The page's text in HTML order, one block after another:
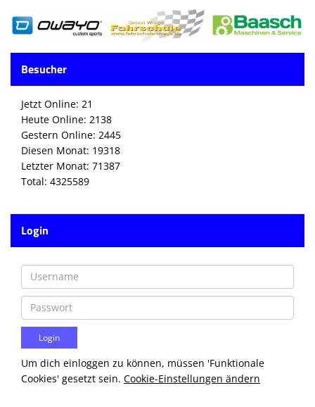
DIENSTE (SR/KG/VK)
Die SpecialHaie
Teams
Trainer
ALLE SPIELE
HAIE TV
NEWSLETTER
DIE HAIE I Intern
Partner
Besucher
Jetzt Online: 21
Heute Online: 2138
Gestern Online: 2445
Diesen Monat: 19318
Letzter Monat: 71387
Total: 4325589
Login
Um dich einloggen zu können, müssen 'Funktionale
Cookies' gesetzt sein. Cookie-Einstellungen ändern